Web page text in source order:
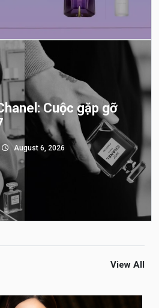
Cuộc gặp gỡ
August 6, 2026
View All